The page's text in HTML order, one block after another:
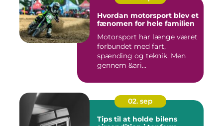
Hvordan motorsport blev et
fænomen for hele familien
Motorsport har længe været
forbundet med fart,
spænding og teknik. Men
gennem &ari...
02. sep
Tips til at holde bilens